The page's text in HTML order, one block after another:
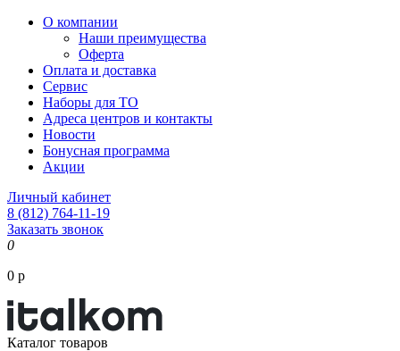
О компании
Наши преимущества
Оферта
Оплата и доставка
Сервис
Наборы для ТО
Адреса центров и контакты
Новости
Бонусная программа
Акции
Личный кабинет
8 (812) 764-11-19
Заказать звонок
0
0 р
Каталог товаров